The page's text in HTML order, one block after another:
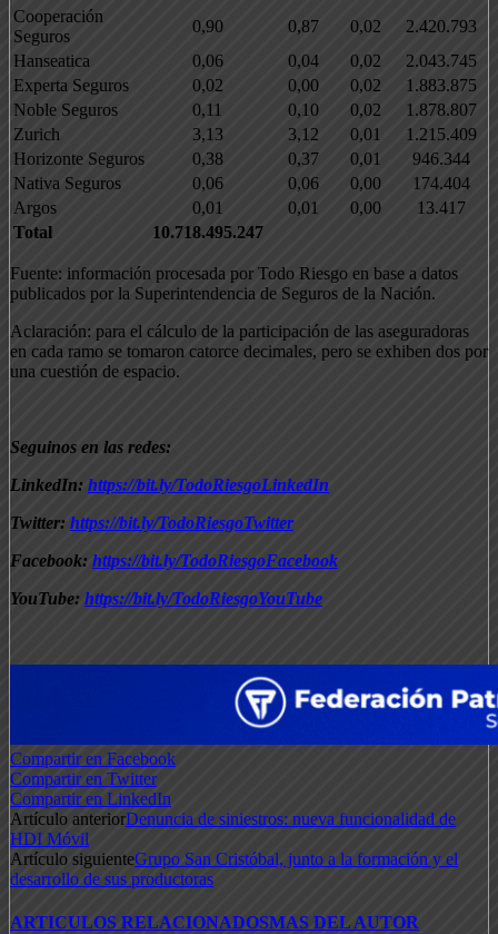
Cooperación
Seguros
0,90 0,87 0,02
2.420.793
Hanseatica
0,06 0,04 0,02
2.043.745
Experta Seguros
0,02 0,00 0,02
1.883.875
Noble Seguros
0,11 0,10 0,02
1.878.807
Zurich
3,13 3,12 0,01
1.215.409
Horizonte Seguros
0,38 0,37 0,01
946.344
Nativa Seguros
0,06 0,06 0,00
174.404
Argos
0,01 0,01 0,00
13.417
Total
10.718.495.247
Fuente: información procesada por Todo Riesgo en base a datos
publicados por la Superintendencia de Seguros de la Nación.
Aclaración: para el cálculo de la participación de las aseguradoras
en cada ramo se tomaron catorce decimales, pero se exhiben dos por
una cuestión de espacio.
Seguinos en las redes:
LinkedIn: https://bit.ly/TodoRiesgoLinkedIn
Twitter: https://bit.ly/TodoRiesgoTwitter
Facebook: https://bit.ly/TodoRiesgoFacebook
YouTube: https://bit.ly/TodoRiesgoYouTube
Compartir en Facebook
Compartir en Twitter
Compartir en LinkedIn
Artículo anteriorDenuncia de siniestros: nueva funcionalidad de
HDI Móvil
Artículo siguienteGrupo San Cristóbal, junto a la formación y el
desarrollo de sus productoras
ARTICULOS RELACIONADOSMAS DEL AUTOR